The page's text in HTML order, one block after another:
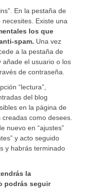
En la pestaña de
Existe una
los que
spam. Una vez
a la pestaña de
añade el usuario o los
de contraseña.
“lectura”,
del blog
en la página de
como desees.
nuevo en “ajustes”
y acto seguido
y habrás terminado
la
podrás seguir